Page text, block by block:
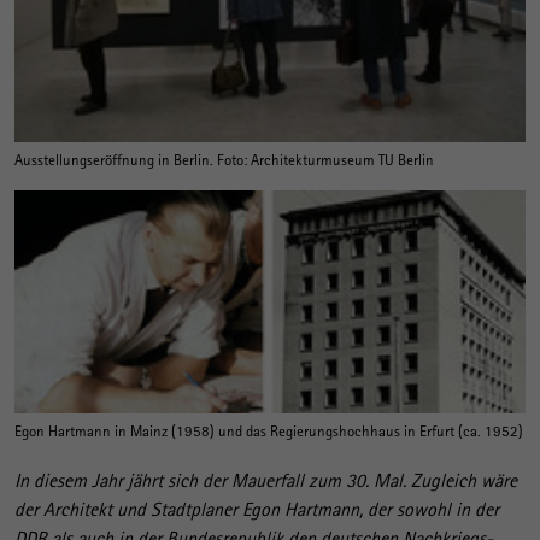
Ausstellungseröffnung in Berlin. Foto: Architekturmuseum TU Berlin
Egon Hartmann in Mainz (1958) und das Regierungshochhaus in Erfurt (ca. 1952)
In diesem Jahr jährt sich der Mauerfall zum 30. Mal. Zugleich wäre
der Architekt und Stadtplaner Egon Hartmann, der sowohl in der